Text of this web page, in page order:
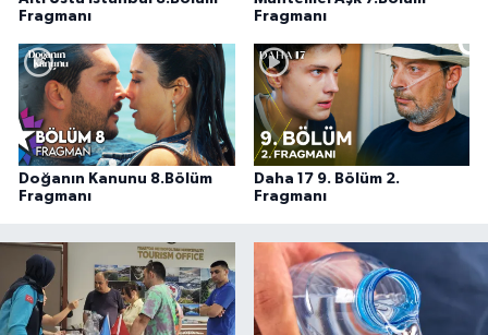
Fragmanı
Fragmanı
Doğanın Kanunu 8.Bölüm
Fragmanı
Daha 17 9. Bölüm 2.
Fragmanı